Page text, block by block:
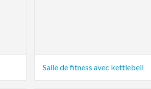
Salle de fitness avec kettlebell